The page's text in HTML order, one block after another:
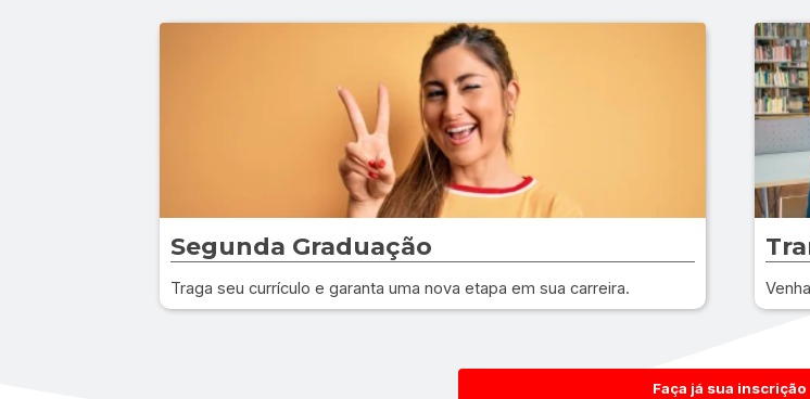
Segunda Graduação
Traga seu currículo e garanta uma nova etapa em sua carreira.
Faça já sua inscrição